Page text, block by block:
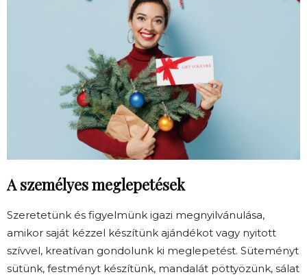
A személyes meglepetések
Szeretetünk és figyelmünk igazi megnyilvánulása,
amikor saját kézzel készítünk ajándékot vagy nyitott
szívvel, kreatívan gondolunk ki meglepetést. Süteményt
sütünk, festményt készítünk, mandalát pöttyözünk, sálat